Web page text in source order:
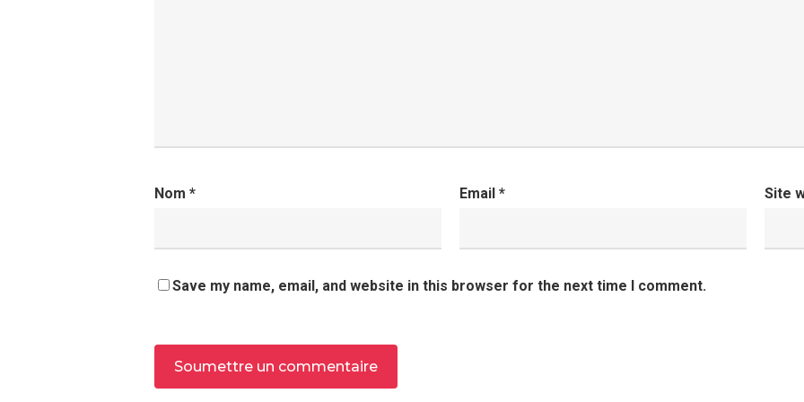
Nom * Email * Site
Save my name, email, and website in this browser for the next time I comment.